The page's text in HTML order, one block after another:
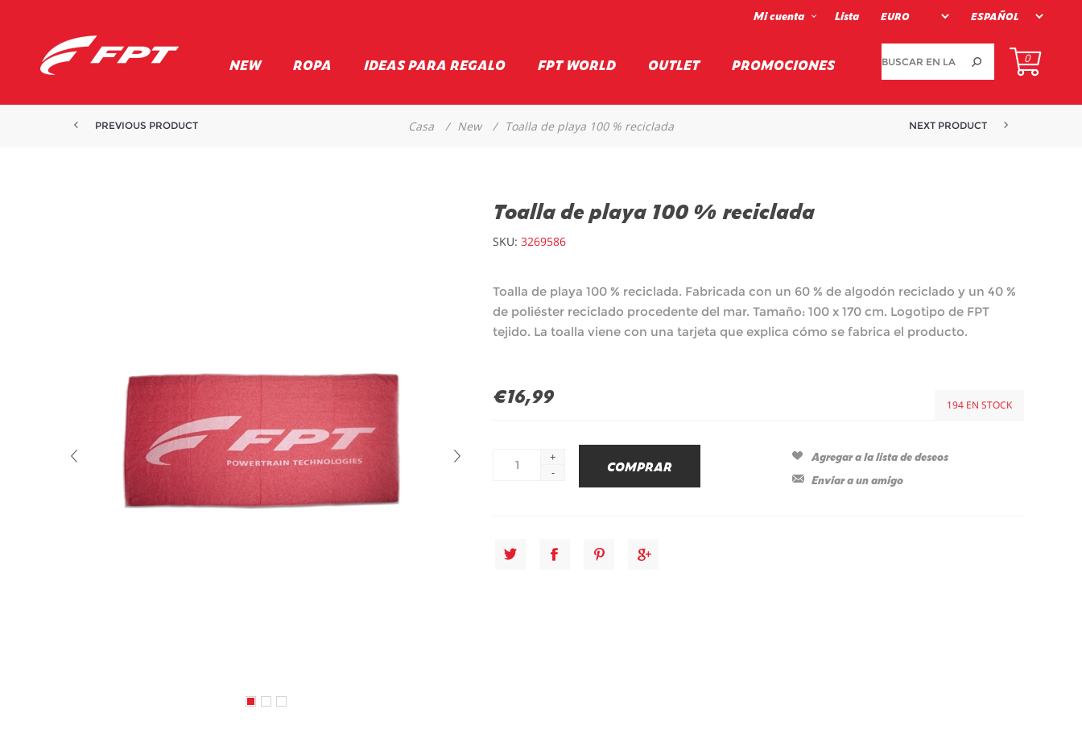
Mi cuenta Lista
0
NEW ROPA IDEAS PARA REGALO FPT WORLD OUTLET PROMOCIONES
Casa / New / Toalla de playa 100 % reciclada
PREVIOUS PRODUCT NEXT PRODUCT
Toalla de playa 100 % reciclada
SKU: 3269586
Toalla de playa 100 % reciclada. Fabricada con un 60 % de algodón reciclado y un 40 %
de poliéster reciclado procedente del mar. Tamaño: 100 x 170 cm. Logotipo de FPT
tejido. La toalla viene con una tarjeta que explica cómo se fabrica el producto.
€16,99 194 EN STOCK
+
-